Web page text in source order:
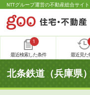
NTTグループ運営の不動産総合サイ
1
最近検索した条件 最近見た
北条鉄道（兵庫県